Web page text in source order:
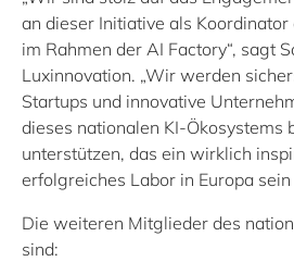
an dieser Initiative als Koordinator
im Rahmen der AI Factory“, sagt
Luxinnovation. „Wir werden
Startups und innovative
dieses nationalen KI-Ökosystems
unterstützen, das ein wirklich
erfolgreiches Labor in Europa sein
Die weiteren Mitglieder des
sind: